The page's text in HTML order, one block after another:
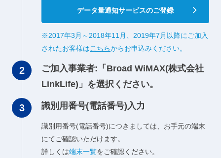
データ量通知サービスのご登録
※2017年3月～2018年11月、2019年7月以降にご加入
されたお客様はこちらからお申込みください。
ご加入事業者:「Broad WiMAX(株式会社
LinkLife)」を選択ください。
識別用番号(電話番号)入力
識別用番号(電話番号)につきましては、お手元の端末
にてご確認いただけます。
詳しくは端末一覧をご確認ください。